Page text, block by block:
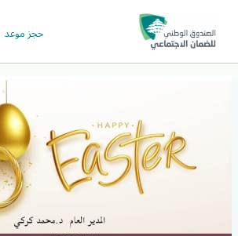
حجز موعد
الخدمات الالكترونية
المركز الإعلامي
تواصل معنا
البحث